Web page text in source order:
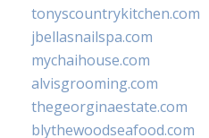
tonyscountrykitchen.com
jbellasnailspa.com
mychaihouse.com
alvisgrooming.com
thegeorginaestate.com
blythewoodseafood.com